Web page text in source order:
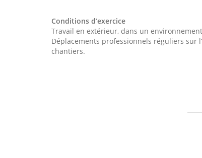
Conditions d’exercice
Travail en extérieur, dans un
Déplacements professionnels réguliers sur
chantiers.